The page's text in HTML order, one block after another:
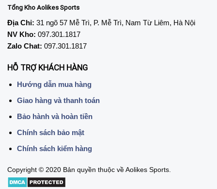
Tổng Kho Aolikes Sports
Địa Chỉ: 31 ngõ 57 Mễ Trì, P. Mễ Trì, Nam Từ Liêm, Hà Nội
NV Kho: 097.301.1817
Zalo Chat: 097.301.1817
HỖ TRỢ KHÁCH HÀNG
Hướng dẫn mua hàng
Giao hàng và thanh toán
Bảo hành và hoàn tiền
Chính sách bảo mật
Chính sách kiểm hàng
Copyright © 2020 Bản quyền thuộc về Aolikes Sports.